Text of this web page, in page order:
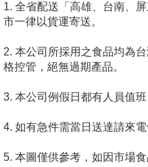
1. 全省配送「高雄、台南、
市一律以貨運寄送。
2. 本公司所採用之食品均為
格控管，絕無過期產品。
3. 本公司例假日都有人員值班
4. 如有急件需當日送達請來
5. 本圖僅供參考，如因市場